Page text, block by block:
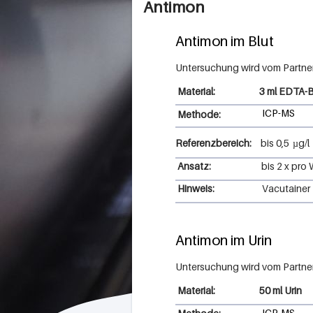
Antimon
Antimon im Blut
3 ml EDTA-
Methode:
ICP-MS
Referenzbereich: bis 0,5 µg/l
Ansatz:
bis 2 x pro
Hinweis:
Vacutainer
Antimon im Urin
50 ml Urin